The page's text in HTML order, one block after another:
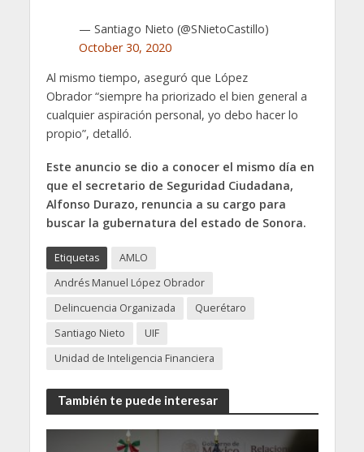
— Santiago Nieto (@SNietoCastillo)
October 30, 2020
Al mismo tiempo, aseguró que López
Obrador “siempre ha priorizado el bien general a
cualquier aspiración personal, yo debo hacer lo
propio”, detalló.
Este anuncio se dio a conocer el mismo día en
que el secretario de Seguridad Ciudadana,
Alfonso Durazo, renuncia a su cargo para
buscar la gubernatura del estado de Sonora.
Etiquetas
AMLO
Andrés Manuel López Obrador
Delincuencia Organizada
Querétaro
Santiago Nieto
UIF
Unidad de Inteligencia Financiera
También te puede interesar